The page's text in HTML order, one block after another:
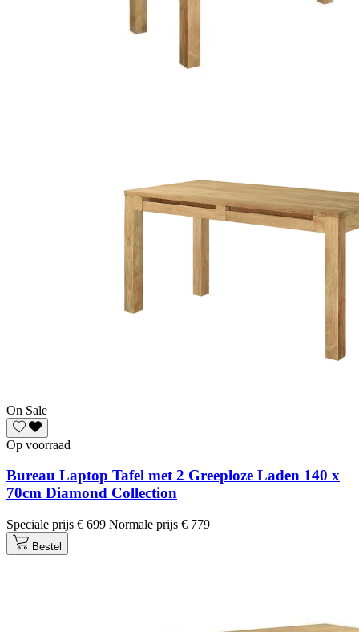
On Sale
Op voorraad
Bureau Laptop Tafel met 2 Greeploze Laden 140 x
70cm Diamond Collection
Speciale prijs € 699 Normale prijs € 779
Bestel